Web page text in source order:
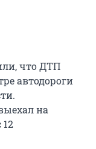
что ДТП
автодороги
на